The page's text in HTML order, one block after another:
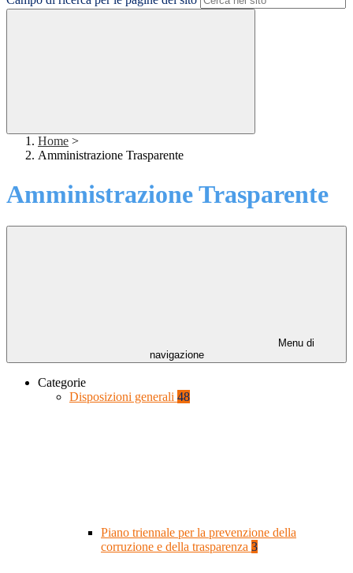
Home >
Amministrazione Trasparente
Amministrazione Trasparente
Menu di
navigazione
Categorie
Disposizioni generali 48
Piano triennale per la prevenzione della
corruzione e della trasparenza 3